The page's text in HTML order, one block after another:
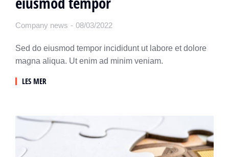
Company news 08/03/2022
Sed do eiusmod tempor incididunt ut labore et dolore
magna aliqua. Ut enim ad minim veniam.
LES MER